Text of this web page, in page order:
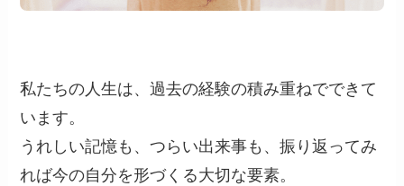
私たちの人生は、過去の経験の積み重ねでできて
います。
うれしい記憶も、つらい出来事も、振り返ってみ
れば今の自分を形づくる大切な要素。